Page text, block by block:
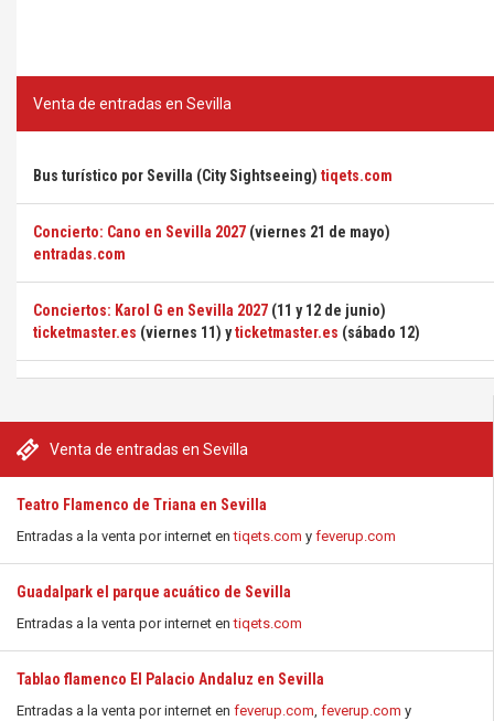
Venta de entradas en Sevilla
Teatro Flamenco de Triana en Sevilla
Entradas a la venta por internet entiqets.com y feverup.com
Guadalpark el parque acuático de Sevilla
Entradas a la venta por internet entiqets.com
Tablao flamenco El Palacio Andaluz en Sevilla
Entradas a la venta por internet en feverup.com, feverup.com y
Venta de entradas en Sevilla
Bus turístico por Sevilla (City Sightseeing) tiqets.com
Concierto: Cano en Sevilla 2027 (viernes 21 de mayo)
entradas.com
Conciertos: Karol G en Sevilla 2027 (11 y 12 de junio)
ticketmaster.es (viernes 11) yticketmaster.es (sábado 12)